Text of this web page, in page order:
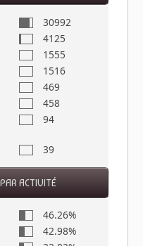
30992
4125
1555
1516
469
458
94
39
ACTIVITÉ
46.26%
42.98%